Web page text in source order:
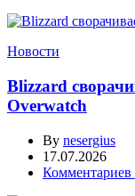
Новости
Blizzard
Overwatch
By nesergius
17.07.2026
Комментариев